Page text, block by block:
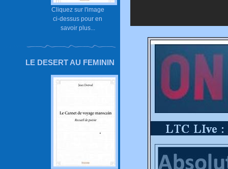
Cliquez sur l'image
ci-dessus pour en
savoir plus...
LE DESERT AU FEMININ